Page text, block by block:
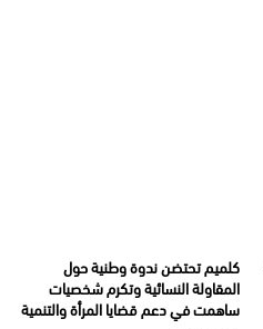
كلميم تحتضن ندوة وطنية حول
المقاولة النسائية وتكرم شخصيات
ساهمت في دعم قضايا المرأة والتنمية